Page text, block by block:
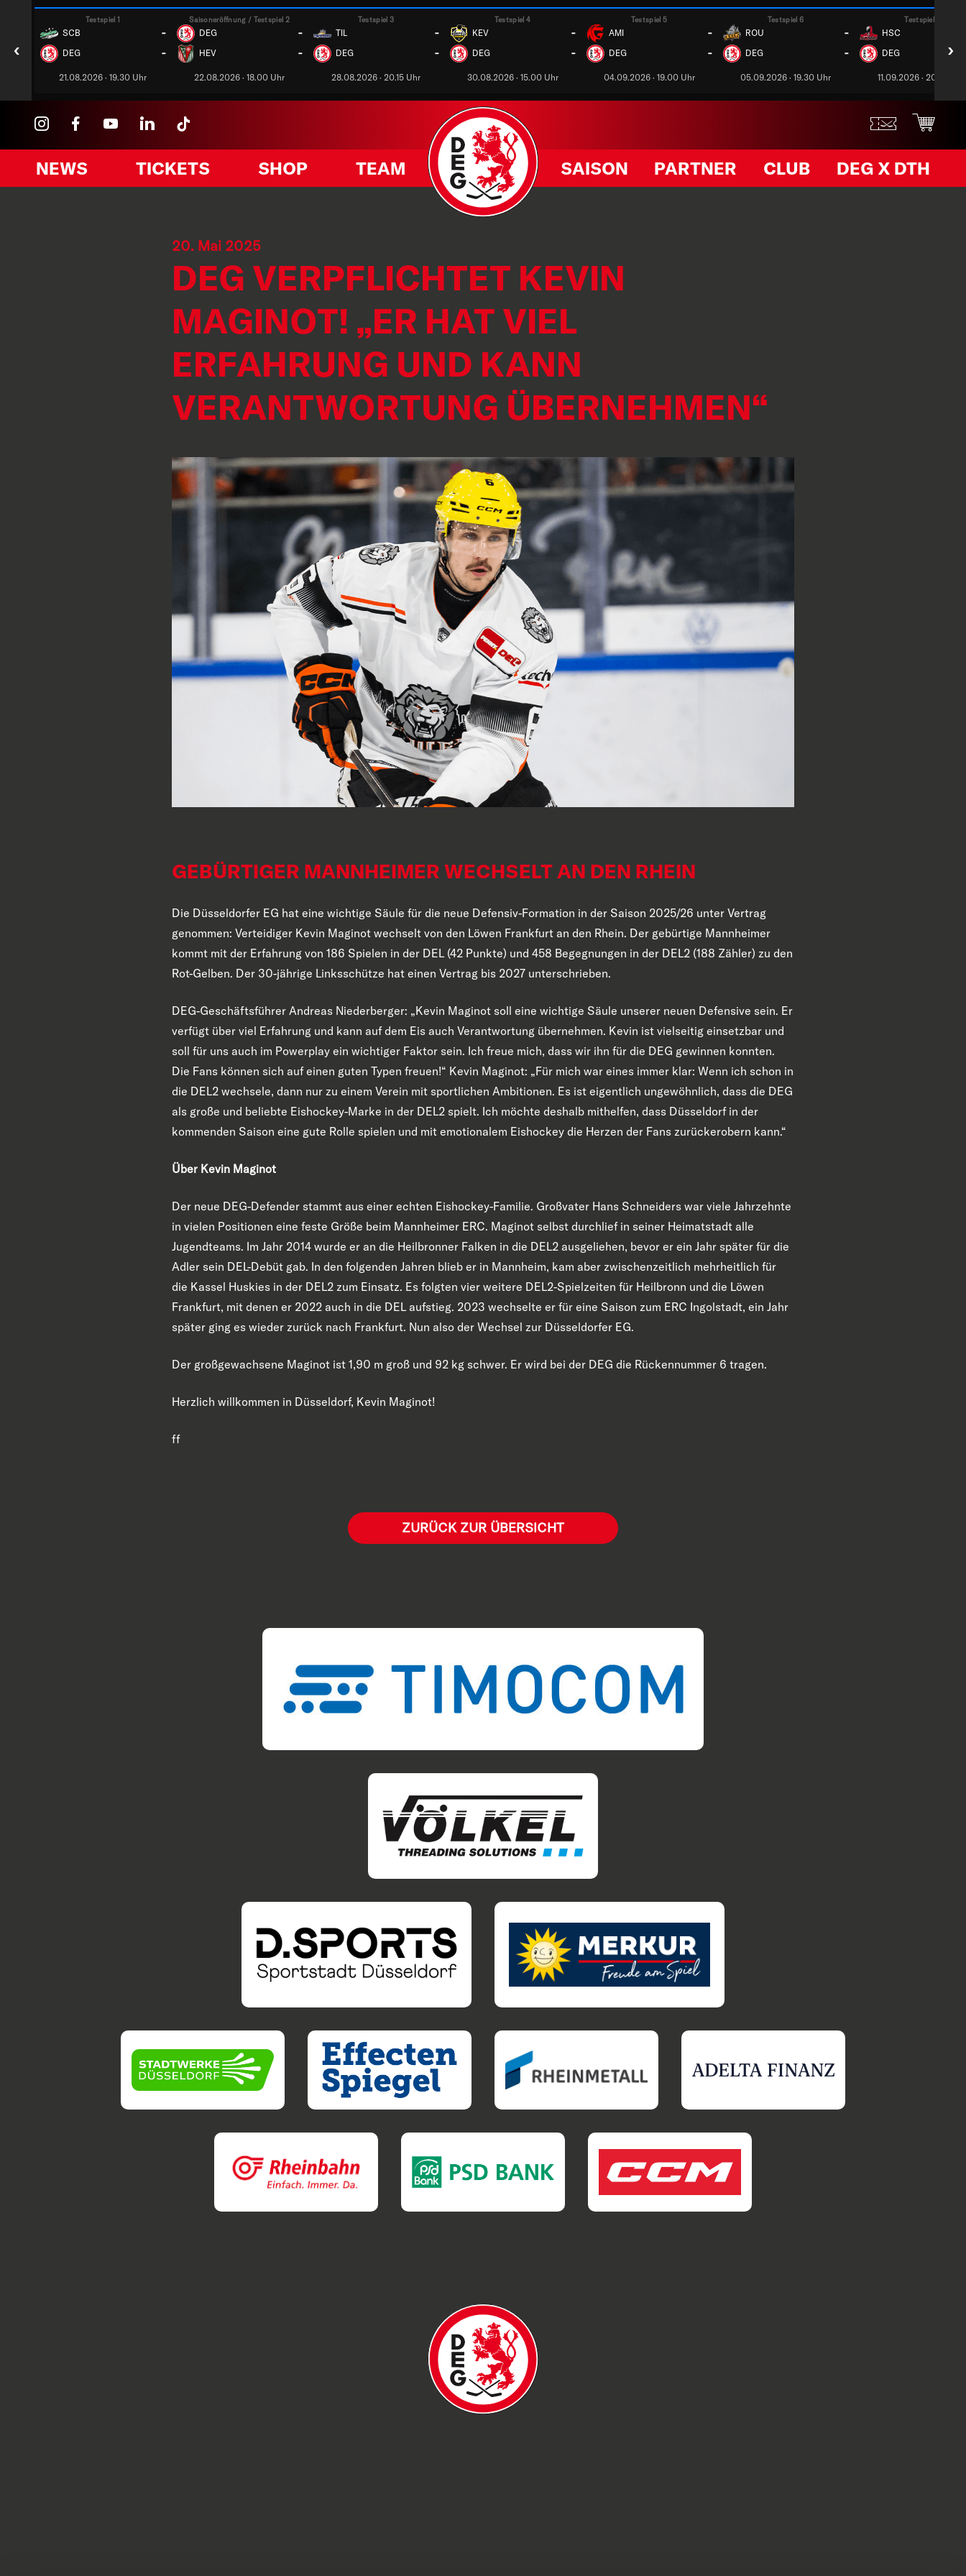
‹
Testspiel 1
SCB -
DEG -
21.08.2026 · 19.30 Uhr
Saisoneröffnung / Testspiel 2
DEG -
HEV -
22.08.2026 · 18.00 Uhr
Testspiel 3
TIL -
DEG -
28.08.2026 · 20.15 Uhr
Testspiel 4
KEV -
DEG -
30.08.2026 · 15.00 Uhr
Testspiel 5
AMI -
DEG -
04.09.2026 · 19.00 Uhr
Testspiel 6
ROU -
DEG -
05.09.2026 · 19.30 Uhr
Testspiel 7
HSC
DEG
11.09.2026 · 20.00 Uhr
›
NEWS TICKETS SHOP TEAM SAISON PARTNER CLUB DEG X DTH
20. Mai 2025
DEG VERPFLICHTET KEVIN
MAGINOT! „ER HAT VIEL
ERFAHRUNG UND KANN
VERANTWORTUNG ÜBERNEHMEN“
GEBÜRTIGER MANNHEIMER WECHSELT AN DEN RHEIN
Die Düsseldorfer EG hat eine wichtige Säule für die neue Defensiv-Formation in der Saison 2025/26 unter Vertrag
genommen: Verteidiger Kevin Maginot wechselt von den Löwen Frankfurt an den Rhein. Der gebürtige Mannheimer
kommt mit der Erfahrung von 186 Spielen in der DEL (42 Punkte) und 458 Begegnungen in der DEL2 (188 Zähler) zu den
Rot-Gelben. Der 30-jährige Linksschütze hat einen Vertrag bis 2027 unterschrieben.
DEG-Geschäftsführer Andreas Niederberger: „Kevin Maginot soll eine wichtige Säule unserer neuen Defensive sein. Er
verfügt über viel Erfahrung und kann auf dem Eis auch Verantwortung übernehmen. Kevin ist vielseitig einsetzbar und
soll für uns auch im Powerplay ein wichtiger Faktor sein. Ich freue mich, dass wir ihn für die DEG gewinnen konnten.
Die Fans können sich auf einen guten Typen freuen!“ Kevin Maginot: „Für mich war eines immer klar: Wenn ich schon in
die DEL2 wechsele, dann nur zu einem Verein mit sportlichen Ambitionen. Es ist eigentlich ungewöhnlich, dass die DEG
als große und beliebte Eishockey-Marke in der DEL2 spielt. Ich möchte deshalb mithelfen, dass Düsseldorf in der
kommenden Saison eine gute Rolle spielen und mit emotionalem Eishockey die Herzen der Fans zurückerobern kann.“
Über Kevin Maginot
Der neue DEG-Defender stammt aus einer echten Eishockey-Familie. Großvater Hans Schneiders war viele Jahrzehnte
in vielen Positionen eine feste Größe beim Mannheimer ERC. Maginot selbst durchlief in seiner Heimatstadt alle
Jugendteams. Im Jahr 2014 wurde er an die Heilbronner Falken in die DEL2 ausgeliehen, bevor er ein Jahr später für die
Adler sein DEL-Debüt gab. In den folgenden Jahren blieb er in Mannheim, kam aber zwischenzeitlich mehrheitlich für
die Kassel Huskies in der DEL2 zum Einsatz. Es folgten vier weitere DEL2-Spielzeiten für Heilbronn und die Löwen
Frankfurt, mit denen er 2022 auch in die DEL aufstieg. 2023 wechselte er für eine Saison zum ERC Ingolstadt, ein Jahr
später ging es wieder zurück nach Frankfurt. Nun also der Wechsel zur Düsseldorfer EG.
Der großgewachsene Maginot ist 1,90 m groß und 92 kg schwer. Er wird bei der DEG die Rückennummer 6 tragen.
Herzlich willkommen in Düsseldorf, Kevin Maginot!
ff
ZURÜCK ZUR ÜBERSICHT